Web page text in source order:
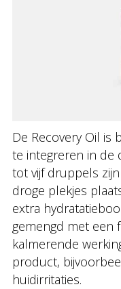
De Recovery Oil is
te integreren in de
tot vijf druppels
droge plekjes
extra
gemengd met een
kalmerende
product,
huidirritaties.